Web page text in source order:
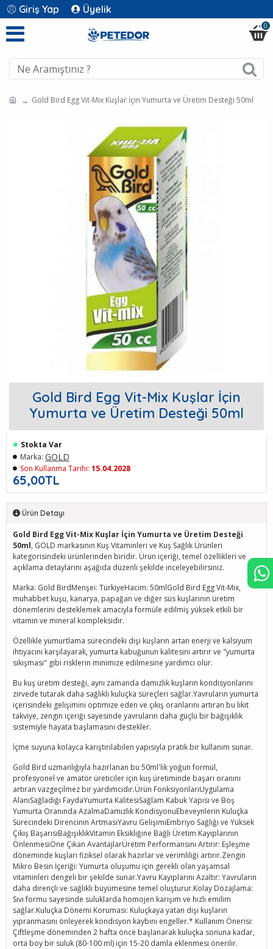
Giriş Yap Üyelik
0
Gold Bird Egg Vit-Mix Kuşlar İçin Yumurta ve Üretim Desteği 50ml
Gold Bird Egg Vit-Mix Kuşlar İçin
Yumurta ve Üretim Desteği 50ml
65,00TL
Stokta Var
Marka: GOLD
Son Kullanma Tarihi: 15.04.2028
Ürün Detayı
Gold Bird Egg Vit-Mix Kuşlar İçin Yumurta ve Üretim Desteği
50ml, GOLD markasının Kuş Vitaminleri ve Kuş Sağlık Ürünleri
kategorisindeki ürünlerinden biridir. Ürün içeriği, temel özellikleri ve
açıklama detaylarını aşağıda düzenli şekilde inceleyebilirsiniz.
Marka: Gold BirdMenşei: TürkiyeHacim: 50mlGold Bird Egg Vit-Mix,
muhabbet kuşu, kanarya, papağan ve diğer süs kuşlarının üretim
dönemlerini desteklemek amacıyla formüle edilmiş yüksek etkili bir
vitamin ve mineral kompleksidir.
Özellikle yumurtlama sürecindeki dişi kuşların artan enerji ve kalsiyum
ihtiyacını karşılayarak, yumurta kabuğunun kalitesini artırır ve "yumurta
sıkışması" gibi risklerin minimize edilmesine yardımcı olur.
Bu kuş üretim desteği, aynı zamanda damızlık kuşların kondisyonlarını
zirvede tutarak daha sağlıklı kuluçka süreçleri sağlar.Yavruların yumurta
içerisindeki gelişimini optimize eden ve çıkış oranlarını artıran bu likit
takviye, zengin içeriği sayesinde yavruların daha güçlü bir bağışıklık
sistemiyle hayata başlamasını destekler.
İçme suyuna kolayca karıştırılabilen yapısıyla pratik bir kullanım sunar.
Gold Bird uzmanlığıyla hazırlanan bu 50ml'lik yoğun formül,
profesyonel ve amatör üreticiler için kuş üretiminde başarı oranını
artıran vazgeçilmez bir yardımcıdır.Ürün FonksiyonlarıUygulama
AlanıSağladığı FaydaYumurta KalitesiSağlam Kabuk Yapısı ve Boş
Yumurta Oranında AzalmaDamızlık KondisyonuEbeveynlerin Kuluçka
Sürecindeki Direncinin ArtmasıYavru GelişimiEmbriyo Sağlığı ve Yüksek
Çıkış BaşarısıBağışıklıkVitamin Eksikliğine Bağlı Üretim Kayıplarının
ÖnlenmesiÖne Çıkan AvantajlarÜretim Performansını Artırır: Eşleşme
döneminde kuşları fiziksel olarak hazırlar ve verimliliği artırır.Zengin
Mikro Besin İçeriği: Yumurta oluşumu için gerekli olan yaşamsal
vitaminleri dengeli bir şekilde sunar.Yavru Kayıplarını Azaltır: Yavruların
daha dirençli ve sağlıklı büyümesine temel oluşturur.Kolay Dozajlama:
Sıvı formu sayesinde suluklarda homojen karışım ve hızlı emilim
sağlar.Kuluçka Dönemi Koruması: Kuluçkaya yatan dişi kuşların
yıpranmasını önleyerek kondisyon kaybını engeller.* Kullanım Önerisi:
Çiftleşme döneminden 2 hafta önce başlanarak kuluçka sonuna kadar,
orta boy bir suluk (80-100 ml) için 15-20 damla eklenmesi önerilir.